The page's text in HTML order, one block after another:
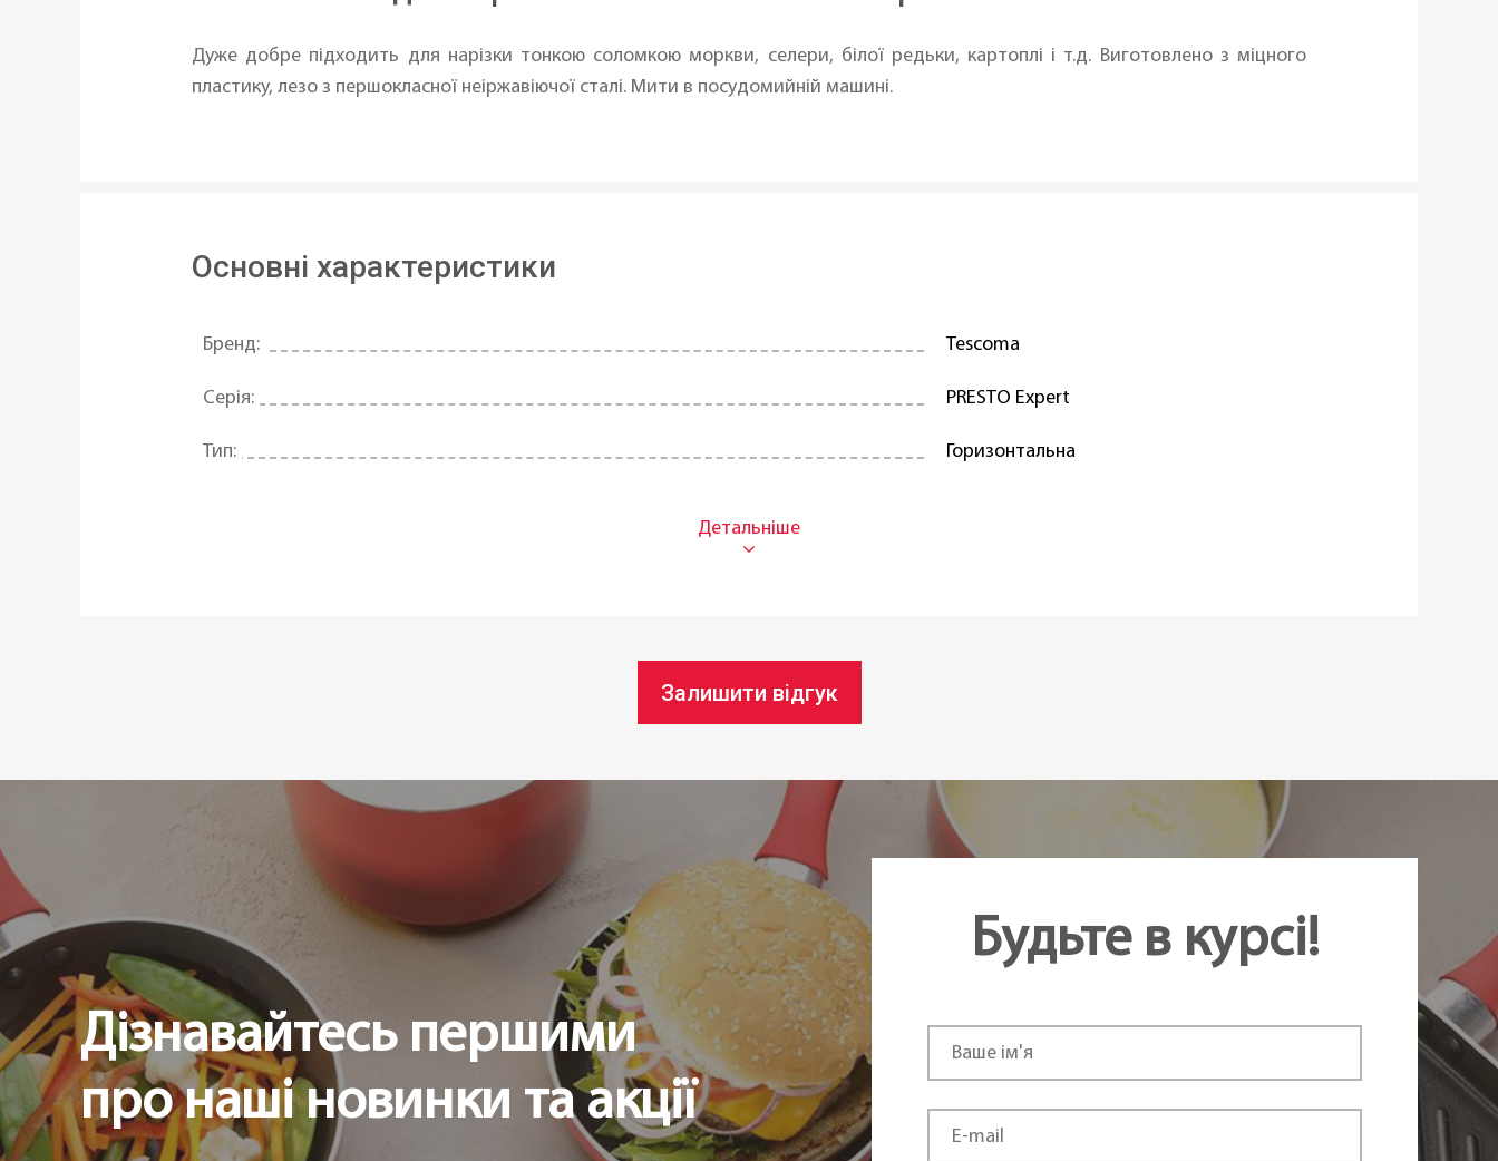
Дуже добре підходить для нарізки тонкою соломкою моркви, селери, білої редьки, картоплі і т.д. Виготовлено з міцного
пластику, лезо з першокласної неіржавіючої сталі. Мити в посудомийній машині.
Основні характеристики
Бренд: Tescoma
Серія: PRESTO Expert
Тип: Горизонтальна
Залишити відгук
Дізнавайтесь першими
про наші новинки та акції
Будьте в курсі!